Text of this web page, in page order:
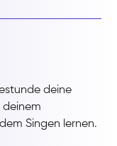
deine
deinem
Singen lernen.